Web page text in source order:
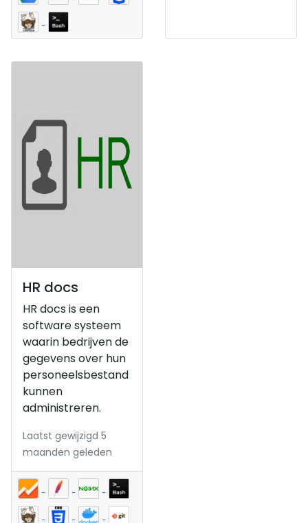
HR docs
HR docs is een
software systeem
waarin bedrijven de
gegevens over hun
personeelsbestand
kunnen
administreren.
Laatst gewijzigd 5
maanden geleden